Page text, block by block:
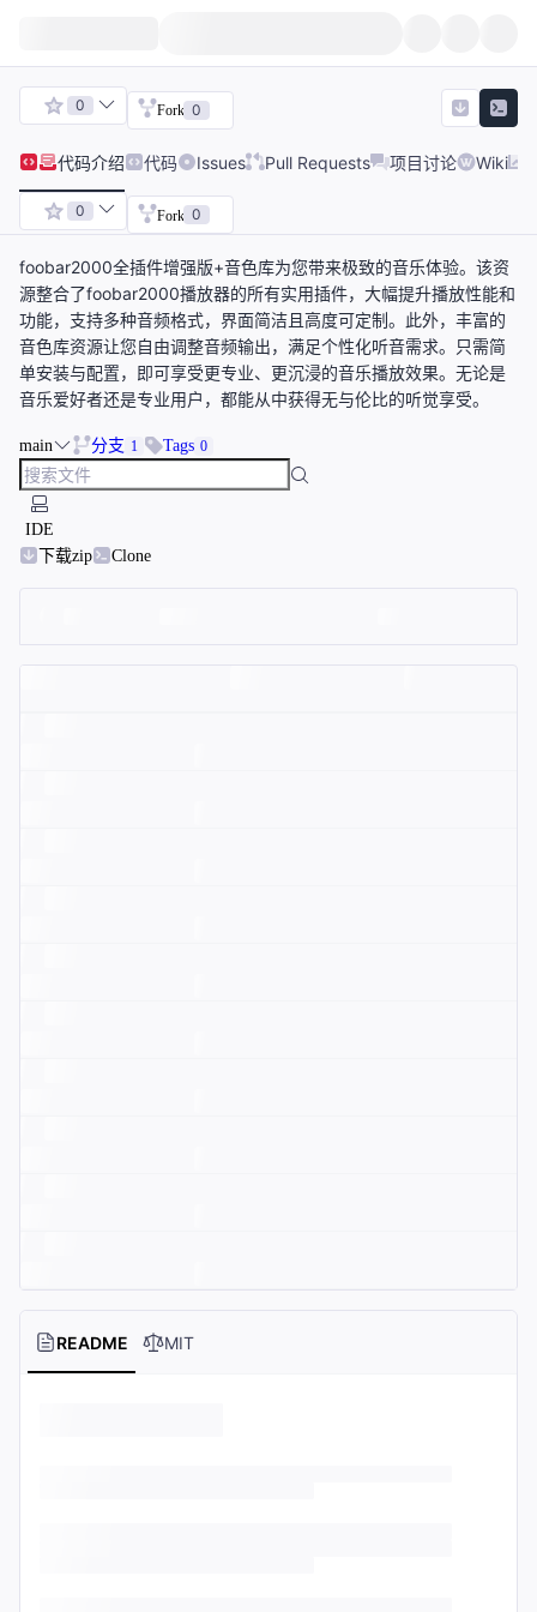
0 Fork 0
代码介绍 代码 Issues Pull Requests 项目讨论 Wiki
0 Fork 0
foobar2000全插件增强版+音色库为您带来极致的音乐体验。该资
源整合了foobar2000播放器的所有实用插件，大幅提升播放性能和
功能，支持多种音频格式，界面简洁且高度可定制。此外，丰富的
音色库资源让您自由调整音频输出，满足个性化听音需求。只需简
单安装与配置，即可享受更专业、更沉浸的音乐播放效果。无论是
音乐爱好者还是专业用户，都能从中获得无与伦比的听觉享受。
main 分支 1 Tags 0
IDE
下载zip
Clone
README MIT